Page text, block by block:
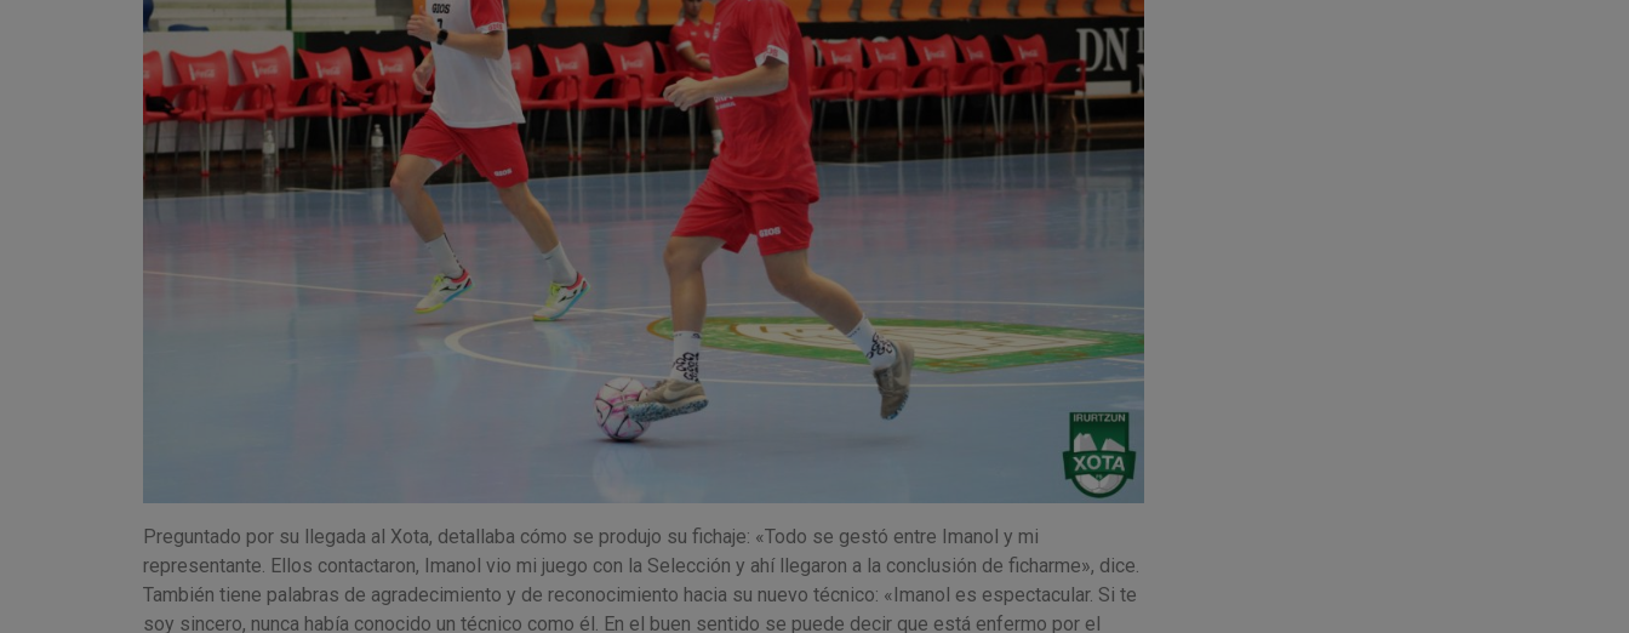
Preguntado por su llegada al Xota, detallaba cómo se produjo su fichaje: «Todo se gestó entre Imanol y mi
representante. Ellos contactaron, Imanol vio mi juego con la Selección y ahí llegaron a la conclusión de ficharme», dice.
También tiene palabras de agradecimiento y de reconocimiento hacia su nuevo técnico: «Imanol es espectacular. Si te
soy sincero, nunca había conocido un técnico como él. En el buen sentido se puede decir que está enfermo por el